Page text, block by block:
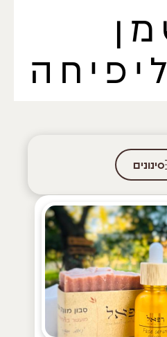
סינונים